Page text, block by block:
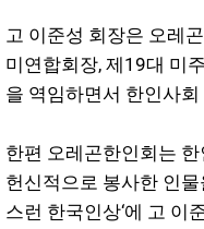
고 이준성 회장은 오레
미연합회장, 제19대 미
을 역임하면서 한인사
한편 오레곤한인회는
헌신적으로 봉사한 인
스런 한국인상‘에 고 이